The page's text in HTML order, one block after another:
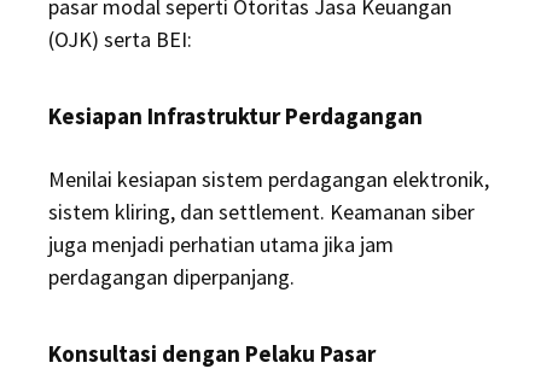
pasar modal seperti Otoritas Jasa Keuangan
(OJK) serta BEI:
Kesiapan Infrastruktur Perdagangan
Menilai kesiapan sistem perdagangan elektronik,
sistem kliring, dan settlement. Keamanan siber
juga menjadi perhatian utama jika jam
perdagangan diperpanjang.
Konsultasi dengan Pelaku Pasar